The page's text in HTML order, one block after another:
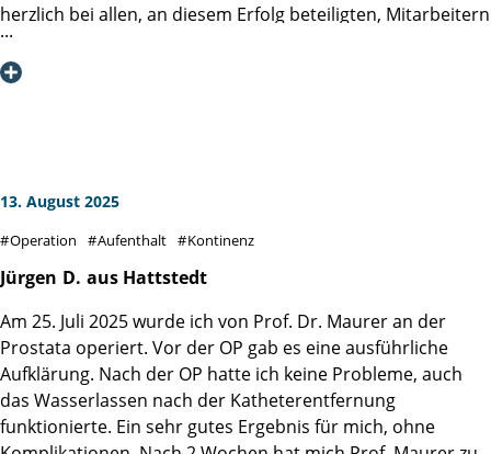
Engagement um gemeinsam weiter gegen den
Prostatakrebs zu kämpfen.
Martini-Klinik uneingeschränkt weiterempfehlen. Vielen
Dank an das gesamte Team!
herzlich bei allen, an diesem Erfolg beteiligten, Mitarbeitern
der Martini-Klinik bedanken. Insbesondere bei meinem
Operateur Prof. Dr. Dr. Philipp Mandel und dem gesamten
Ihr habt ein Kompetenzzentrum, einen ganz besonderen
Prostataproblemen, bestens empfehlen kann.
13. August 2025
Operation Aufenthalt Kontinenz
Jürgen D. aus Hattstedt
Am 25. Juli 2025 wurde ich von Prof. Dr. Maurer an der
Prostata operiert. Vor der OP gab es eine ausführliche
Aufklärung. Nach der OP hatte ich keine Probleme, auch
das Wasserlassen nach der Katheterentfernung
funktionierte. Ein sehr gutes Ergebnis für mich, ohne